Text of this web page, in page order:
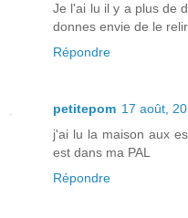
Je l'ai lu il y a plus de
donnes envie de le
Répondre
petitepom 17 août,
j'ai lu la maison aux
est dans ma PAL
Répondre